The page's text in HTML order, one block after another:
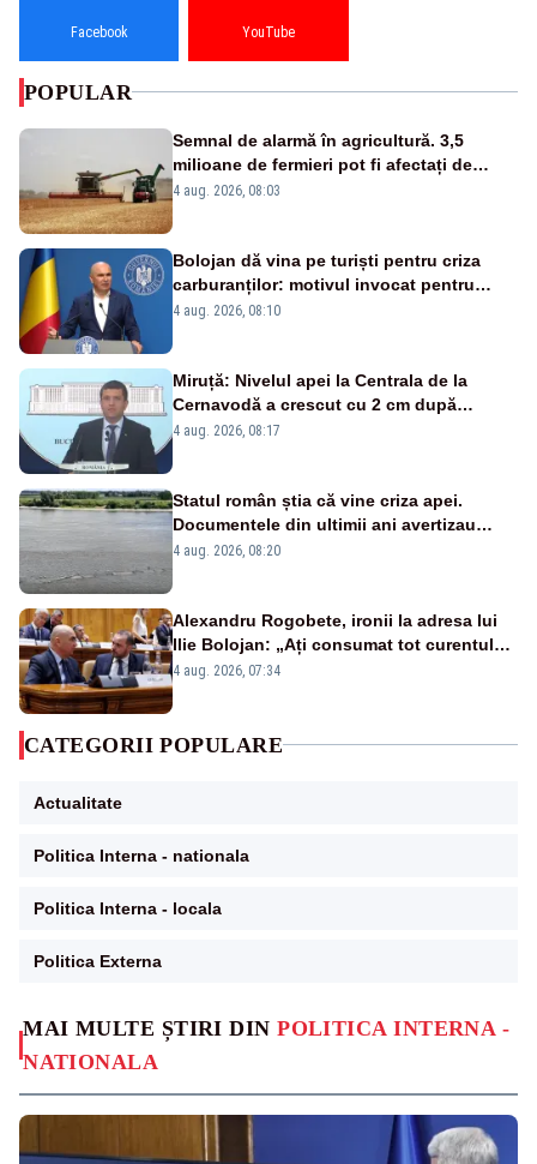
MAI MULTE ȘTIRI DINPOLITICA INTERNA -
NATIONALA
Facebook YouTube
POPULAR
Semnal de alarmă în agricultură. 3,5
milioane de fermieri pot fi afectați de
strategia pentru conservarea
4 aug. 2026, 08:03
Bolojan dă vina pe turiști pentru criza
carburanților: motivul invocat pentru
scumpirile de la pompă
4 aug. 2026, 08:10
Miruță: Nivelul apei la Centrala de la
Cernavodă a crescut cu 2 cm după
intervenția de pe Brațul Bala
4 aug. 2026, 08:17
Statul român știa că vine criza apei.
Documentele din ultimii ani avertizau
asupra pericolului
4 aug. 2026, 08:20
Alexandru Rogobete, ironii la adresa lui
Ilie Bolojan: „Ați consumat tot curentul
urmărind șobolani imaginari”
4 aug. 2026, 07:34
CATEGORII POPULARE
Actualitate
Politica Interna - nationala
Politica Interna - locala
Politica Externa